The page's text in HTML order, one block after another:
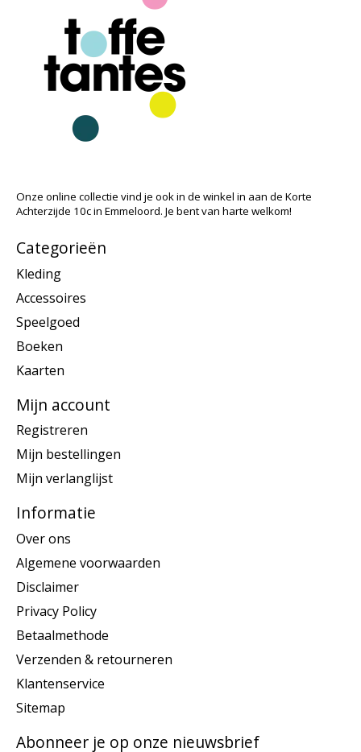
Onze online collectie vind je ook in de winkel in aan de Korte
Achterzijde 10c in Emmeloord. Je bent van harte welkom!
Categorieën
Kleding
Accessoires
Speelgoed
Boeken
Kaarten
Mijn account
Registreren
Mijn bestellingen
Mijn verlanglijst
Informatie
Over ons
Algemene voorwaarden
Disclaimer
Privacy Policy
Betaalmethode
Verzenden & retourneren
Klantenservice
Sitemap
Abonneer je op onze nieuwsbrief